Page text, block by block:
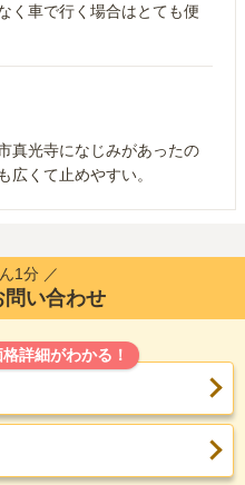
く車で行く場合はとても便
真光寺になじみがあったの
広くて止めやすい。
1分 ／
問い合わせ
詳細がわかる！